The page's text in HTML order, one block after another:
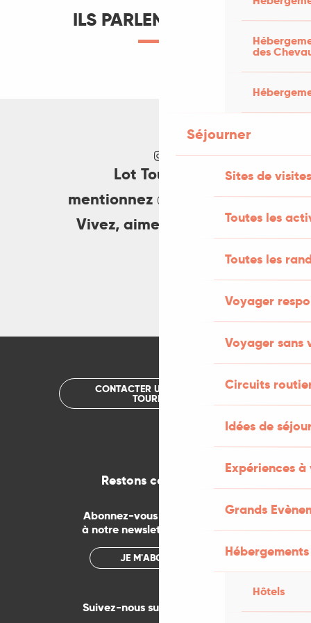
des
Séjourner
Sites de visites
Toutes les
Toutes les
Voyager
Voyager sans
Circuits
Idées de
Expériences
Grands
Hébergements
Hôtels
ILS PARLENT DU LOT
Lot Tourisme
mentionnez @lottourisme
Vivez, aimez, partagez
CONTACTER UN OFFICE DE
TOURISME
Restons connectés
Abonnez-vous gratuitement
à notre newsletter mensuelle
JE M'ABONNE
Suivez-nous sur les réseaux !